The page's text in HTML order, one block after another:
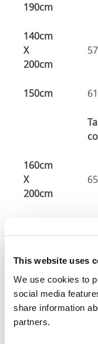
This website uses
We use cookies to
social media
share information
partners.
190cm
140cm
X
200cm
150cm
160cm
X
200cm
x
Tamaño del colchón
para esta
Ancho : El ancho
Largo: La longitud